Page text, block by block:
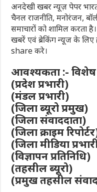
अनदेखी खबर न्यूज़ पेपर
चैनल राजनीति, मनोरंजन,
समाचारों को शामिल करता
खबरें एवं ब्रेकिंग न्यूज के
share करे।
आवश्यकता :-
(प्रदेश प्रभारी)
(मंडल प्रभारी)
(जिला ब्यूरो प्रमुख)
(जिला संवाददाता)
(जिला क्राइम
(जिला मीडिया
(विज्ञापन प्रतिनिधि)
(तहसील ब्यूरो)
(प्रमुख तहसील